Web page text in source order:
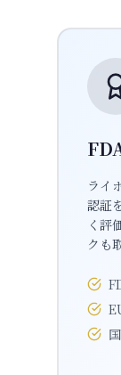
ライ
認証
く評
クも